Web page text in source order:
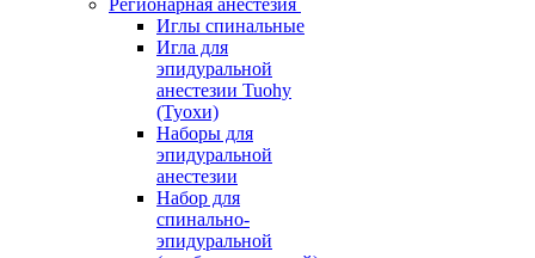
Регионарная анестезия
Иглы спинальные
Игла для
эпидуральной
анестезии Tuohy
(Туохи)
Наборы для
эпидуральной
анестезии
Набор для
спинально-
эпидуральной